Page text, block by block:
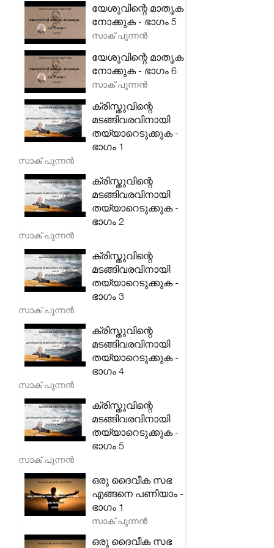
യേശുവിന്റെ മാതൃക
നോക്കുക - ഭാഗം 5
സാക് പുന്നൻ
യേശുവിന്റെ മാതൃക
നോക്കുക - ഭാഗം 6
സാക് പുന്നൻ
ക്രിസ്തുവിന്റെ
മടങ്ങിവരവിനായി
തയ്യാറെടുക്കുക -
ഭാഗം 1
സാക് പുന്നൻ
ക്രിസ്തുവിന്റെ
മടങ്ങിവരവിനായി
തയ്യാറെടുക്കുക -
ഭാഗം 2
സാക് പുന്നൻ
ക്രിസ്തുവിന്റെ
മടങ്ങിവരവിനായി
തയ്യാറെടുക്കുക -
ഭാഗം 3
സാക് പുന്നൻ
ക്രിസ്തുവിന്റെ
മടങ്ങിവരവിനായി
തയ്യാറെടുക്കുക -
ഭാഗം 4
സാക് പുന്നൻ
ക്രിസ്തുവിന്റെ
മടങ്ങിവരവിനായി
തയ്യാറെടുക്കുക -
ഭാഗം 5
സാക് പുന്നൻ
ഒരു ദൈവീക സഭ
എങ്ങനെ പണിയാം -
ഭാഗം 1
സാക് പുന്നൻ
ഒരു ദൈവീക സഭ